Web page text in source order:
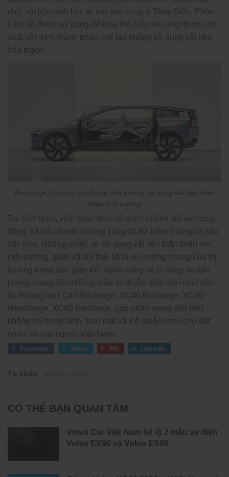
chế, vật liệu sinh học từ các khu rừng ở Thụy Điển, Phần
Lan) sẽ được sử dụng để thay thế. Lốp xe cũng được sản
xuất với 94% thành phần chế tạo không sử dụng vật liệu
hóa thạch.
Recharge Concept – mẫu xe tiên phong sử dụng vật liệu thân
thiện môi trường
Tại Việt Nam, việc nhận thức về trách nhiệm đối với cộng
đồng, xã hội và môi trường cũng đã trở nên rõ ràng và sâu
sắc hơn. Những chiếc xe sử dụng vật liệu thân thiên với
môi trường, giảm xả khí thải sẽ là xu hướng chung của thị
trường trong thời gian tới. Volvo cũng sẽ là hãng xe tiên
phong mang đến những mẫu xe thuần điện mới nhất trên
thị trường như C40 Recharge, XC40 Recharge, XC60
Reacharge, XC90 Recharge, góp phần mang đến bầu
không khí trong lành, tươi mát và ít ô nhiễm hơn cho đất
nước và con người Việt Nam.
Facebook Tweet Pin LinkedIn
Từ khóa:
CÓ THỂ BẠN QUAN TÂM
Volvo Car Việt Nam hé lộ 2 mẫu xe điện
Volvo EX90 và Volvo ES90